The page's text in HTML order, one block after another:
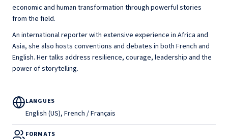
economic and human transformation through powerful stories
from the field.
An international reporter with extensive experience in Africa and
Asia, she also hosts conventions and debates in both French and
English. Her talks address resilience, courage, leadership and the
power of storytelling.
LANGUES
English (US), French / Français
FORMATS